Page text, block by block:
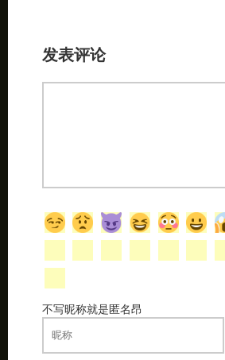
发表评论
不写昵称就是匿名昂